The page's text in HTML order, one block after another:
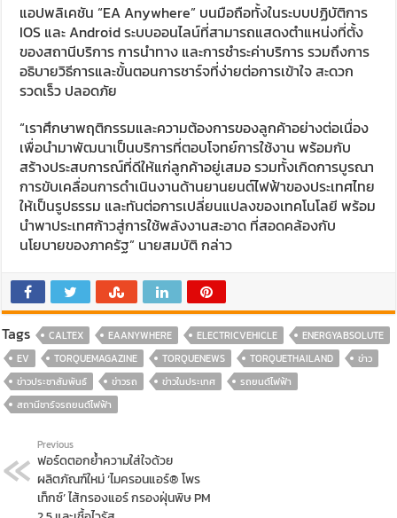
แอปพลิเคชัน “EA Anywhere” บนมือถือทั้งในระบบปฏิบัติการ
IOS และ Android ระบบออนไลน์ที่สามารถแสดงตำแหน่งที่ตั้ง
ของสถานีบริการ การนำทาง และการชำระค่าบริการ รวมถึงการ
อธิบายวิธีการและขั้นตอนการชาร์จที่ง่ายต่อการเข้าใจ สะดวก
รวดเร็ว ปลอดภัย
“เราศึกษาพฤติกรรมและความต้องการของลูกค้าอย่างต่อเนื่อง
เพื่อนำมาพัฒนาเป็นบริการที่ตอบโจทย์การใช้งาน พร้อมกับ
สร้างประสบการณ์ที่ดีให้แก่ลูกค้าอยู่เสมอ รวมทั้งเกิดการบูรณา
การขับเคลื่อนการดำเนินงานด้านยานยนต์ไฟฟ้าของประเทศไทย
ให้เป็นรูปธรรม และทันต่อการเปลี่ยนแปลงของเทคโนโลยี พร้อม
นำพาประเทศก้าวสู่การใช้พลังงานสะอาด ที่สอดคล้องกับ
นโยบายของภาครัฐ” นายสมบัติ กล่าว
Tags CALTEX EAANYWHERE ELECTRICVEHICLE
ENERGYABSOLUTE
EV
TORQUEMAGAZINE TORQUENEWS TORQUETHAILAND
ข่าว
ข่าวประชาสัมพันธ์
ข่าวรถ ข่าวในประเทศ
รถยนต์ไฟฟ้า
สถานีชาร์จรถยนต์ไฟฟ้า
Previous
ฟอร์ดตอกย้ำความใส่ใจด้วย
ผลิตภัณฑ์ใหม่ ‘ไมครอนแอร์® โพร
เท็กซ์’ ไส้กรองแอร์ กรองฝุ่นพิษ PM